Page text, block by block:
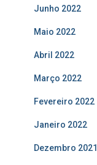
Junho 2022
Maio 2022
Abril 2022
Março 2022
Fevereiro 2022
Janeiro 2022
Dezembro 2021